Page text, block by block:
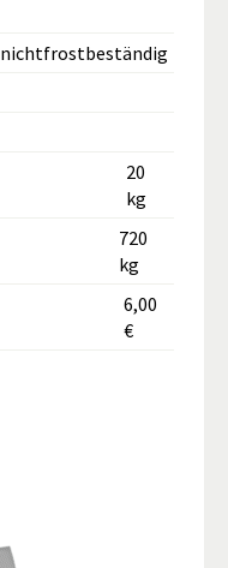
nichtfrostbeständig
20
kg
720
kg
6,00
€